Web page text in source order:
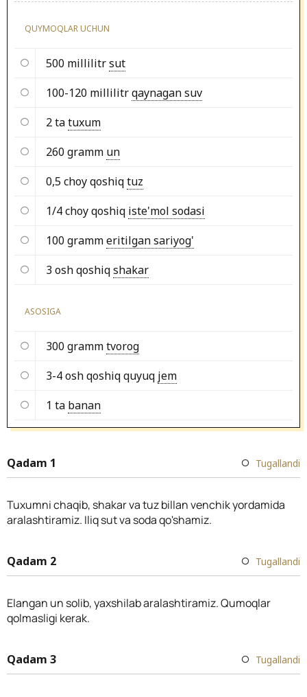
QUYMOQLAR UCHUN
500 millilitrsut
100-120 millilitrqaynagan suv
2 tatuxum
260 gramm un
0,5 choy qoshiqtuz
1/4 choy qoshiq iste'mol sodasi
100 grammeritilgan sariyog'
3 osh qoshiqshakar
ASOSIGA
300 grammtvorog
3-4 osh qoshiq quyuq jem
1 ta banan
Qadam 1 Tugallandi
Tuxumni chaqib, shakar va tuz billan venchik yordamida
aralashtiramiz. Iliq sut va soda qo'shamiz.
Qadam 2 Tugallandi
Elangan un solib, yaxshilab aralashtiramiz. Qumoqlar
qolmasligi kerak.
Qadam 3 Tugallandi